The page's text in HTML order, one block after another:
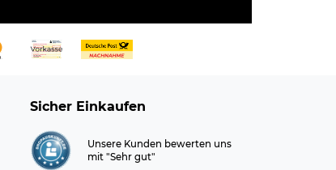
Sicher Einkaufen
Unsere Kunden bewerten uns
mit "Sehr gut"